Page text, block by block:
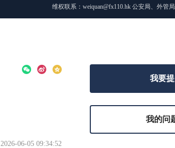
维权联系：weiquan@fx110.hk 公安局、外管
2026-06-05 09:34:52
我要
我的问